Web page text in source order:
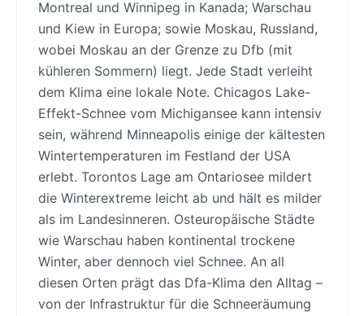
Montreal und Winnipeg in Kanada; Warschau
und Kiew in Europa; sowie Moskau, Russland,
wobei Moskau an der Grenze zu Dfb (mit
kühleren Sommern) liegt. Jede Stadt verleiht
dem Klima eine lokale Note. Chicagos Lake-
Effekt-Schnee vom Michigansee kann intensiv
sein, während Minneapolis einige der kältesten
Wintertemperaturen im Festland der USA
erlebt. Torontos Lage am Ontariosee mildert
die Winterextreme leicht ab und hält es milder
als im Landesinneren. Osteuropäische Städte
wie Warschau haben kontinental trockene
Winter, aber dennoch viel Schnee. An all
diesen Orten prägt das Dfa-Klima den Alltag –
von der Infrastruktur für die Schneeräumung